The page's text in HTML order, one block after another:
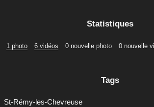
Statistiques
1 photo 6 vidéos 0 nouvelle photo 0 nouvelle
Tags
St-Rémy-les-Chevreuse